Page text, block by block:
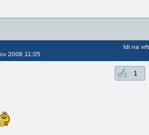
2008 11:05
Idi na vrh
1